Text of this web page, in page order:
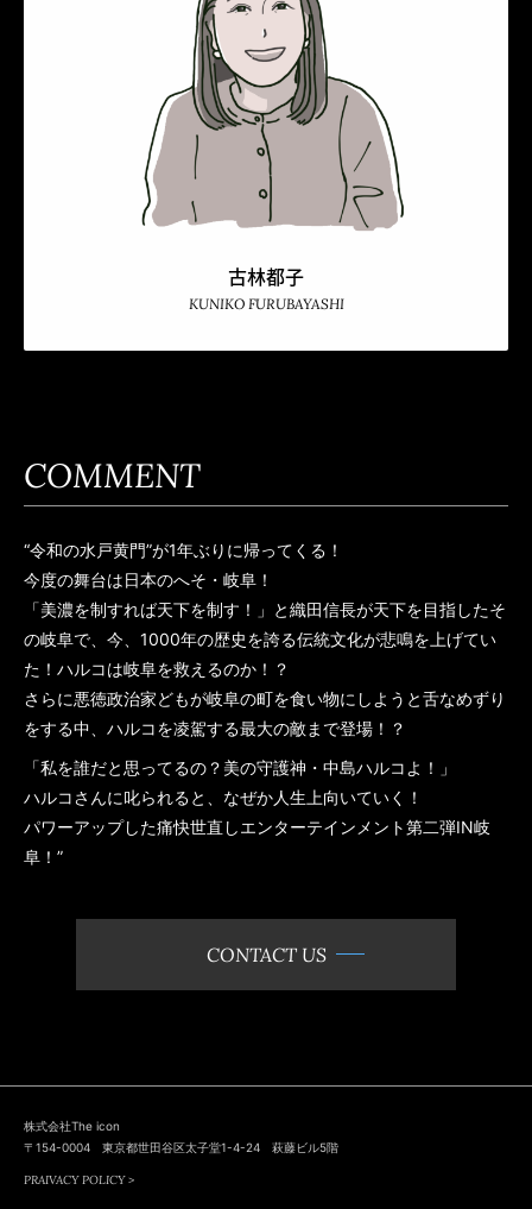
古林都子
KUNIKO FURUBAYASHI
COMMENT
“令和の水戸黄門”が1年ぶりに帰ってくる！
今度の舞台は日本のへそ・岐阜！
「美濃を制すれば天下を制す！」と織田信長が天下を目指したそ
の岐阜で、今、1000年の歴史を誇る伝統文化が悲鳴を上げてい
た！ハルコは岐阜を救えるのか！？
さらに悪徳政治家どもが岐阜の町を食い物にしようと舌なめずり
をする中、ハルコを凌駕する最大の敵まで登場！？
「私を誰だと思ってるの？美の守護神・中島ハルコよ！」
ハルコさんに叱られると、なぜか人生上向いていく！
パワーアップした痛快世直しエンターテインメント第二弾IN岐
阜！”
CONTACT US
株式会社The icon
〒154-0004 東京都世田谷区太子堂1-4-24 萩藤ビル5階
PRAIVACY POLICY >